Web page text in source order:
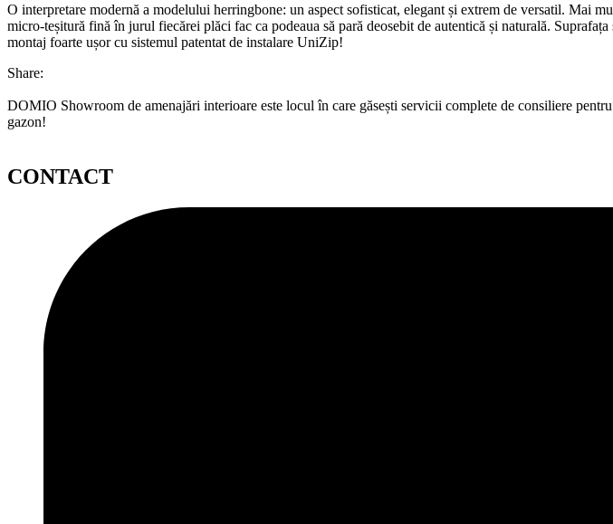
O interpretare modernă a modelului herringbone: un aspect sofisticat, elegant și extrem de versatil. Mai
micro-teșitură fină în jurul fiecărei plăci fac ca podeaua să pară deosebit de autentică și naturală.
montaj foarte ușor cu sistemul patentat de instalare UniZip!
Share:
DOMIO Showroom de amenajări interioare este locul în care găsești servicii complete de consiliere
gazon!
CONTACT